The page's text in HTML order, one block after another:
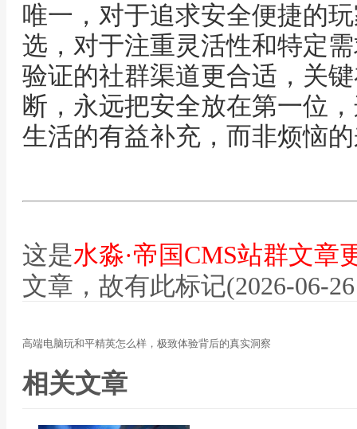
唯一，对于追求安全便捷的
选，对于注重灵活性和特定
验证的社群渠道更合适，关
断，永远把安全放在第一位
生活的有益补充，而非烦恼
这是水淼·帝国CMS站群文章
文章，故有此标记(2026-06-
高端电脑玩和平精英怎么样，极致体验背后的真实洞察
相关文章